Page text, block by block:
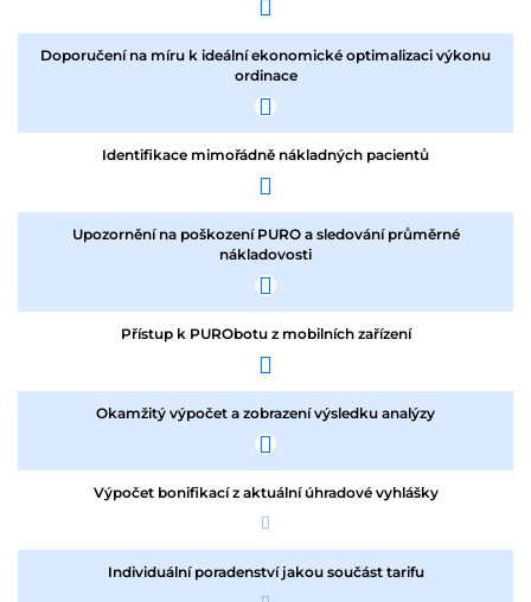
Doporučení na míru k ideální ekonomické optimalizaci výkonu
ordinace
Identifikace mimořádně nákladných pacientů
Upozornění na poškození PURO a sledování průměrné
nákladovosti
Přístup k PURObotu z mobilních zařízení
Okamžitý výpočet a zobrazení výsledku analýzy
Výpočet bonifikací z aktuální úhradové vyhlášky
Individuální poradenství jakou součást tarifu